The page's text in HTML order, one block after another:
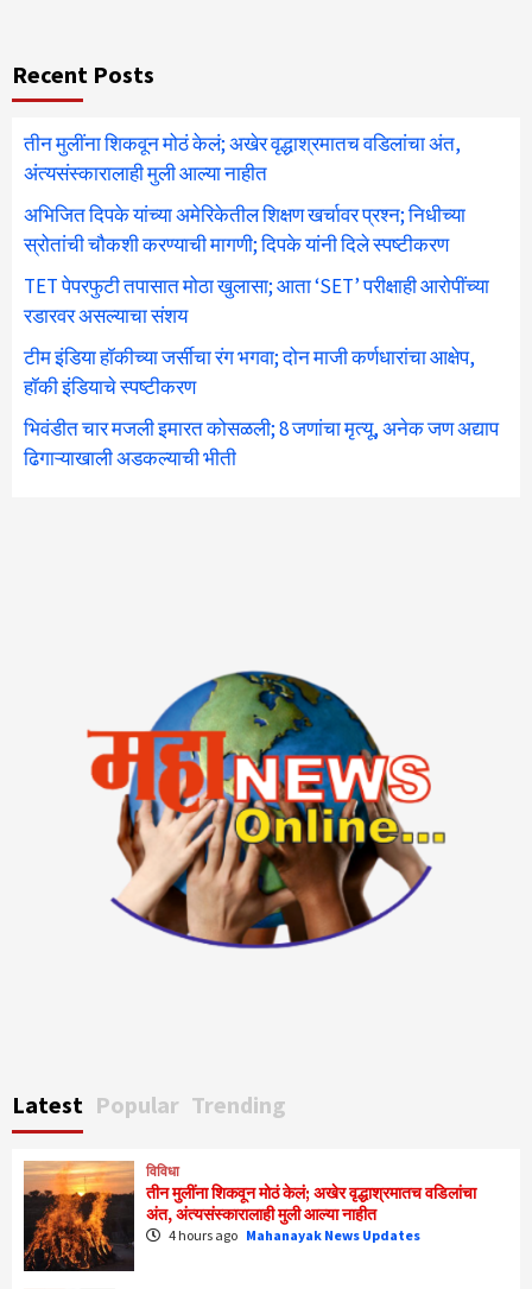
Recent Posts
तीन मुलींना शिकवून मोठं केलं; अखेर वृद्धाश्रमातच वडिलांचा अंत,
अंत्यसंस्कारालाही मुली आल्या नाहीत
अभिजित दिपके यांच्या अमेरिकेतील शिक्षण खर्चावर प्रश्न; निधीच्या
स्रोतांची चौकशी करण्याची मागणी; दिपके यांनी दिले स्पष्टीकरण
TET पेपरफुटी तपासात मोठा खुलासा; आता ‘SET’ परीक्षाही आरोपींच्या
रडारवर असल्याचा संशय
टीम इंडिया हॉकीच्या जर्सीचा रंग भगवा; दोन माजी कर्णधारांचा आक्षेप,
हॉकी इंडियाचे स्पष्टीकरण
भिवंडीत चार मजली इमारत कोसळली; 8 जणांचा मृत्यू, अनेक जण अद्याप
ढिगाऱ्याखाली अडकल्याची भीती
Latest Popular Trending
विविधा
तीन मुलींना शिकवून मोठं केलं; अखेर वृद्धाश्रमातच वडिलांचा
अंत, अंत्यसंस्कारालाही मुली आल्या नाहीत
4 hours ago Mahanayak News Updates